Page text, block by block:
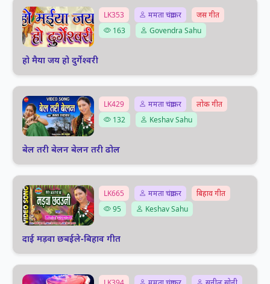
LK353 ममता चंद्राकर
जस गीत
163
Govendra Sahu
हो मैया जय हो दुर्गेश्वरी
LK429 ममता चंद्राकर
लोक गीत
132
Keshav Sahu
बेल तरी बेलन बेलन तरी ढोल
LK665 ममता चंद्राकर
बिहाव गीत
95
Keshav Sahu
दाई मड़वा छबईले-बिहाव गीत